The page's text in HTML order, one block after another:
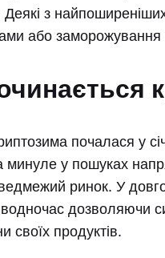
Деякі з
або заморожування
почалася у
минуле у пошуках
ринок. У
водночас дозволяючи
своїх продуктів.